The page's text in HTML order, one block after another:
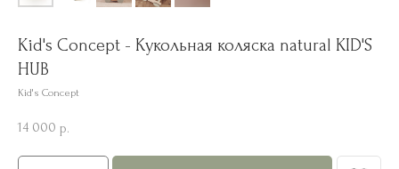
Kid's Concept - Кукольная коляска natural KID'S
HUB
Kid's Concept
14 000 р.